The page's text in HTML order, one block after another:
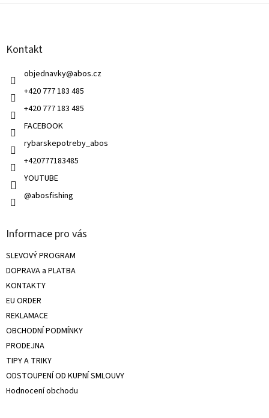
á
Kontakt
objednavky@abos.cz
+420 777 183 485
+420 777 183 485
FACEBOOK
rybarskepotreby_abos
+420777183485
YOUTUBE
@abosfishing
Informace pro vás
SLEVOVÝ PROGRAM
DOPRAVA a PLATBA
KONTAKTY
EU ORDER
REKLAMACE
OBCHODNÍ PODMÍNKY
PRODEJNA
TIPY A TRIKY
ODSTOUPENÍ OD KUPNÍ SMLOUVY
Hodnocení obchodu